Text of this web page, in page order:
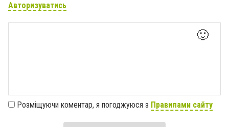
Авторизуватись
🙂
Розміщуючи коментар, я погоджуюся з Правилами сайту